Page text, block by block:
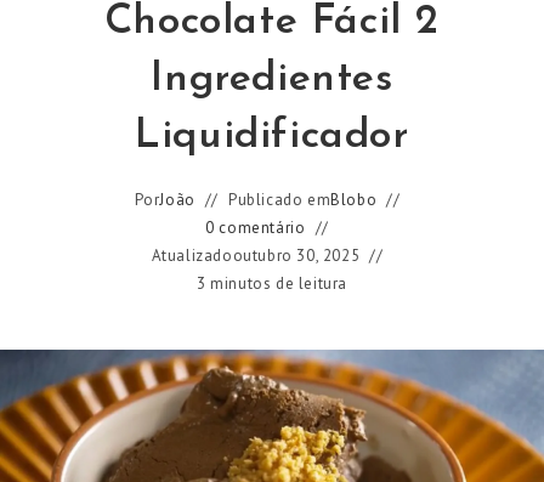
Chocolate Fácil 2
Ingredientes
Liquidificador
PorJoão Publicado emBlobo
0 comentário
Atualizadooutubro 30, 2025
3 minutos de leitura